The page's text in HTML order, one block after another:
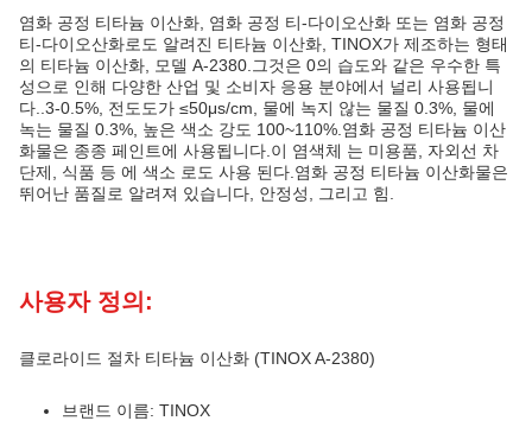
염화 공정 티타늄 이산화, 염화 공정 티-다이오산화 또는 염화 공정
티-다이오산화로도 알려진 티타늄 이산화, TINOX가 제조하는 형태
의 티타늄 이산화, 모델 A-2380.그것은 0의 습도와 같은 우수한 특
성으로 인해 다양한 산업 및 소비자 응용 분야에서 널리 사용됩니
다..3-0.5%, 전도도가 ≤50μs/cm, 물에 녹지 않는 물질 0.3%, 물에
녹는 물질 0.3%, 높은 색소 강도 100~110%.염화 공정 티타늄 이산
화물은 종종 페인트에 사용됩니다.이 염색체 는 미용품, 자외선 차
단제, 식품 등 에 색소 로도 사용 된다.염화 공정 티타늄 이산화물은
뛰어난 품질로 알려져 있습니다, 안정성, 그리고 힘.
사용자 정의:
클로라이드 절차 티타늄 이산화 (TINOX A-2380)
브랜드 이름: TINOX